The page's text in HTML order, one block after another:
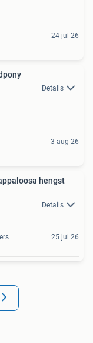
24 jul 26
Details
3 aug 26
hengst
Details
25 jul 26